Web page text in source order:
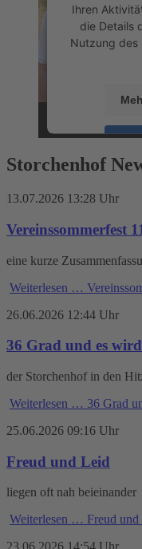
Ihren
die Details
Nutzung des
powered
Storchenhof
13.07.2026 13:28 Uhr
Vereinssommerfest
eine kurze
Weiterlesen …
26.06.2026 12:44 Uhr
36 Grad und es
der Storchenhof in den
Weiterlesen … 36 Grad
25.06.2026 09:16 Uhr
Freud und Leid
liegen oft nah beieinander
Weiterlesen … Freud